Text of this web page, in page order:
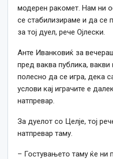
модерен ракомет. Нам ни
се стабилизираме и да се
за тој дуел, рече Ојлески.
Анте Иванковиќ за
пред ваква публика,
полесно да се игра, дека
услови кај играчите е
натпревар.
За дуелот со Целје, тој
натпревар таму.
– Гостувањето таму ќе ни